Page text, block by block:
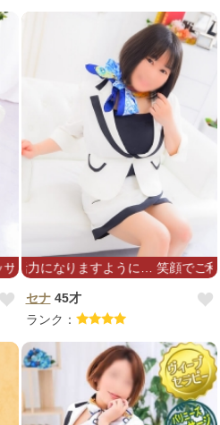
ぜひ体験してみて下さい(^・^)お
りますように… 笑顔でご利用お待
セナ45才
ランク：